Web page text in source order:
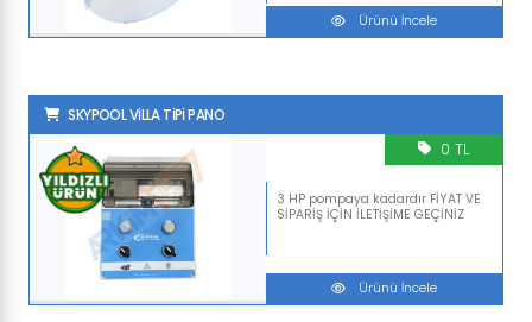
Ürünü İncele
SKYPOOL VİLLA TİPİ PANO
3 HP pompaya kadardır FİYAT VE
SİPARİŞ İÇİN İLETİŞİME GEÇİNİZ
0 TL
Ürünü İncele